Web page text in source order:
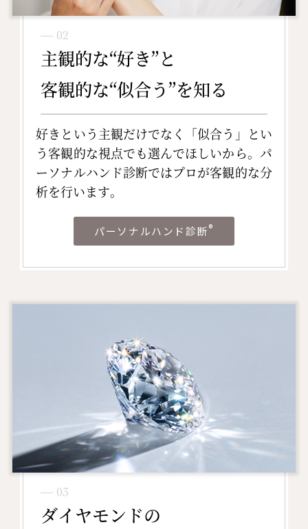
― 02
主観的な“好き”と
客観的な“似合う”を知る
好きという主観だけでなく「似合う」とい
う客観的な視点でも選んでほしいから。パ
ーソナルハンド診断ではプロが客観的な分
析を行います。
パーソナルハンド診断®
― 03
ダイヤモンドの